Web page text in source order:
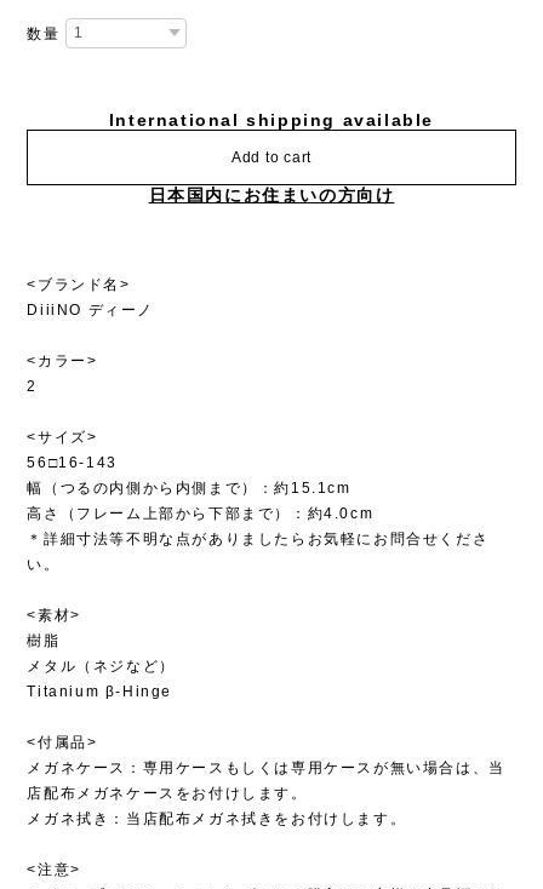
数量
International shipping available
Add to cart
日本国内にお住まいの方向け
<ブランド名>
DiiiNO ディーノ
<カラー>
2
<サイズ>
56□16-143
幅（つるの内側から内側まで）：約15.1cm
高さ（フレーム上部から下部まで）：約4.0cm
＊詳細寸法等不明な点がありましたらお気軽にお問合せくださ
い。
<素材>
樹脂
メタル（ネジなど）
Titanium β-Hinge
<付属品>
メガネケース：専用ケースもしくは専用ケースが無い場合は、当
店配布メガネケースをお付けします。
メガネ拭き：当店配布メガネ拭きをお付けします。
<注意>